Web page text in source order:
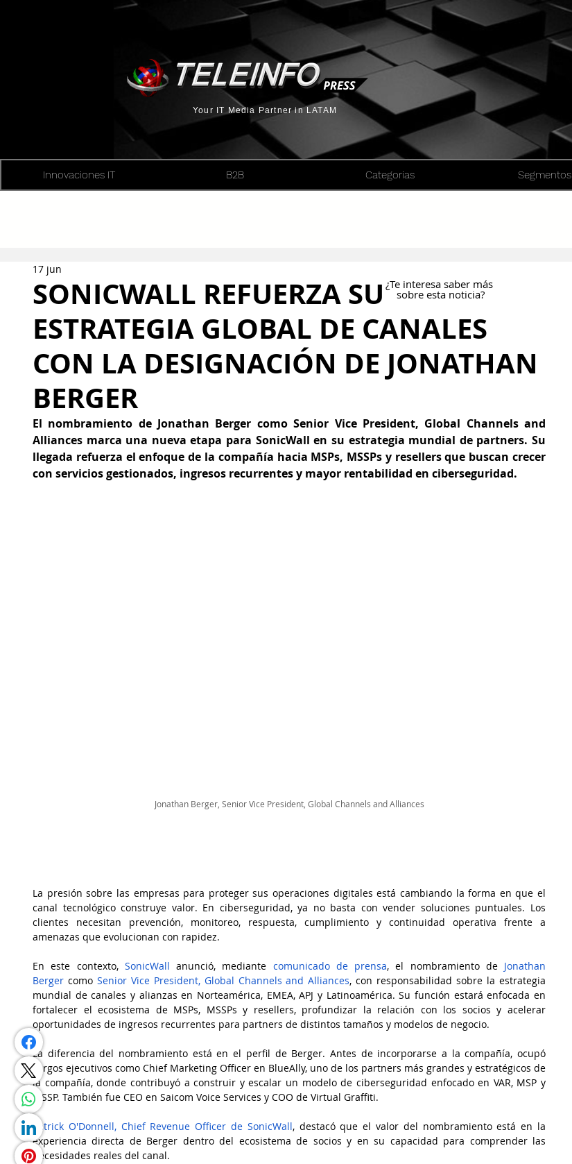
Your IT Media Partner in LATAM
Innovaciones IT B2B Categorias Segmentos
SONICWALL REFUERZA SU
ESTRATEGIA GLOBAL DE CANALES
CON LA DESIGNACIÓN DE JONATHAN
BERGER
17 jun
El nombramiento de Jonathan Berger como Senior Vice President, Global Channels and
Alliances marca una nueva etapa para SonicWall en su estrategia mundial de partners. Su
llegada refuerza el enfoque de la compañía hacia MSPs, MSSPs y resellers que buscan crecer
con servicios gestionados, ingresos recurrentes y mayor rentabilidad en ciberseguridad.
Jonathan Berger, Senior Vice President, Global Channels and Alliances
La presión sobre las empresas para proteger sus operaciones digitales está cambiando la forma en que el
canal tecnológico construye valor. En ciberseguridad, ya no basta con vender soluciones puntuales. Los
clientes necesitan prevención, monitoreo, respuesta, cumplimiento y continuidad operativa frente a
amenazas que evolucionan con rapidez.
En este contexto, SonicWall anunció, mediante comunicado de prensa, el nombramiento de Jonathan
Berger como Senior Vice President, Global Channels and Alliances, con responsabilidad sobre la estrategia
mundial de canales y alianzas en Norteamérica, EMEA, APJ y Latinoamérica. Su función estará enfocada en
fortalecer el ecosistema de MSPs, MSSPs y resellers, profundizar la relación con los socios y acelerar
oportunidades de ingresos recurrentes para partners de distintos tamaños y modelos de negocio.
La diferencia del nombramiento está en el perfil de Berger. Antes de incorporarse a la compañía, ocupó
cargos ejecutivos como Chief Marketing Officer en BlueAlly, uno de los partners más grandes y estratégicos de
la compañía, donde contribuyó a construir y escalar un modelo de ciberseguridad enfocado en VAR, MSP y
MSSP. También fue CEO en Saicom Voice Services y COO de Virtual Graffiti.
Patrick O'Donnell, Chief Revenue Officer de SonicWall, destacó que el valor del nombramiento está en la
experiencia directa de Berger dentro del ecosistema de socios y en su capacidad para comprender las
necesidades reales del canal.
¿Te interesa saber más
sobre esta noticia?